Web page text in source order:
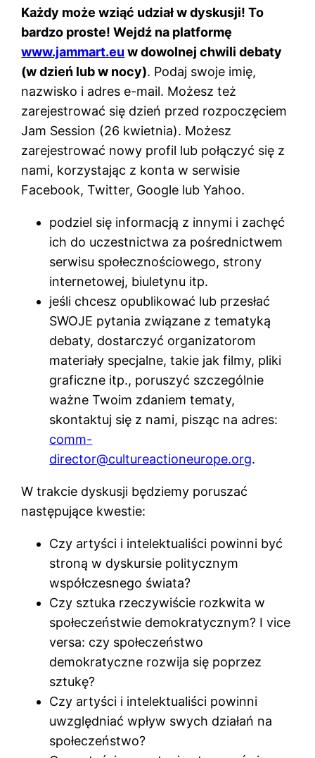
Każdy może wziąć udział w dyskusji! To
bardzo proste! Wejdź na platformę
www.jammart.eu w dowolnej chwili debaty
(w dzień lub w nocy). Podaj swoje imię,
nazwisko i adres e-mail. Możesz też
zarejestrować się dzień przed rozpoczęciem
Jam Session (26 kwietnia). Możesz
zarejestrować nowy profil lub połączyć się z
nami, korzystając z konta w serwisie
Facebook, Twitter, Google lub Yahoo.
podziel się informacją z innymi i zachęć
ich do uczestnictwa za pośrednictwem
serwisu społecznościowego, strony
internetowej, biuletynu itp.
jeśli chcesz opublikować lub przesłać
SWOJE pytania związane z tematyką
debaty, dostarczyć organizatorom
materiały specjalne, takie jak filmy, pliki
graficzne itp., poruszyć szczególnie
ważne Twoim zdaniem tematy,
skontaktuj się z nami, pisząc na adres:
comm-
director@cultureactioneurope.org.
W trakcie dyskusji będziemy poruszać
następujące kwestie:
Czy artyści i intelektualiści powinni być
stroną w dyskursie politycznym
współczesnego świata?
Czy sztuka rzeczywiście rozkwita w
społeczeństwie demokratycznym? I vice
versa: czy społeczeństwo
demokratyczne rozwija się poprzez
sztukę?
Czy artyści i intelektualiści powinni
uwzględniać wpływ swych działań na
społeczeństwo?